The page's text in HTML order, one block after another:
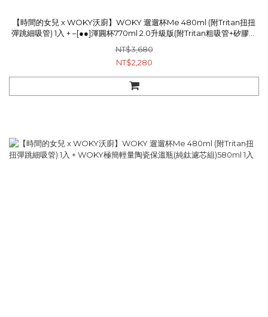
【時間的女兒 x WOKY沃廚】WOKY 遛遛杯Me 480ml (附Tritan扭扭
彈跳細吸管) 1入 + –[●●]渾圓杯770ml 2.0升級版(附Tritan粗吸管+矽膠粗
吸管) 1入
NT$3,680
NT$2,280